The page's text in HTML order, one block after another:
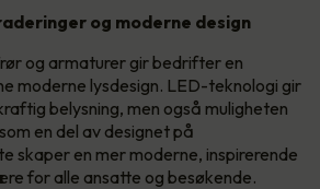
og moderne design
og armaturer gir bedrifter en
moderne lysdesign. LED-teknologi gir
belysning, men også muligheten
en del av designet på
skaper en mer moderne, inspirerende
for alle ansatte og besøkende.